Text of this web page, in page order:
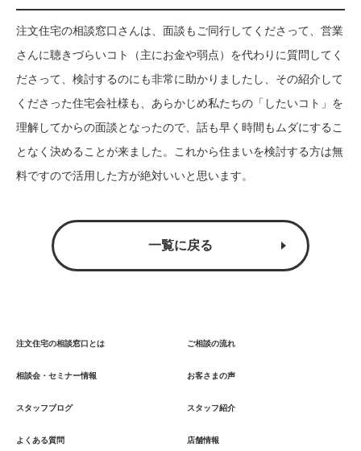
注文住宅の相談窓口さんは、面談もご同行してくださって、営業
さんに聴きづらいコト（主にお金や弱点）を代わりに質問してく
ださって、検討するのにも非常に助かりましたし、その紹介して
くださった住宅会社様も、あらかじめ私たちの「したいコト」を
理解してからの面談となったので、話も早く時間もムダにするこ
となく決めることが来ました。これから住まいを検討する方は無
料ですので活用した方が絶対いいと思います。
一覧に戻る
注文住宅の相談窓口とは ご相談の流れ
相談会・セミナー情報 お客さまの声
スタッフブログ スタッフ紹介
よくある質問 店舗情報